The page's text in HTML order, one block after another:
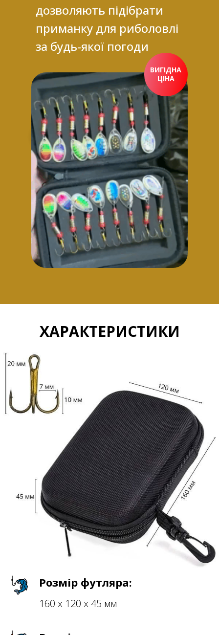
ПРИДБАТИ ЗАРАЗ
дозволяють підібрати
приманку для риболовлі
за будь-якої погоди
ВИГІДНА
ЦІНА
ХАРАКТЕРИСТИКИ
Розмір футляра:
160 х 120 х 45 мм